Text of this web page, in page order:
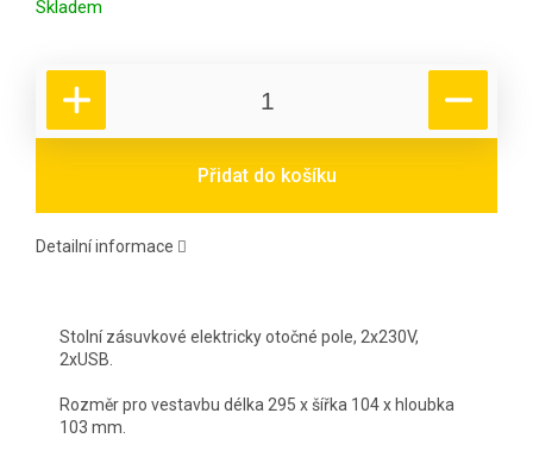
Skladem
Přidat do košíku
Detailní informace
Stolní zásuvkové elektricky otočné pole, 2x230V,
2xUSB.
Rozměr pro vestavbu délka 295 x šířka 104 x hloubka
103 mm.